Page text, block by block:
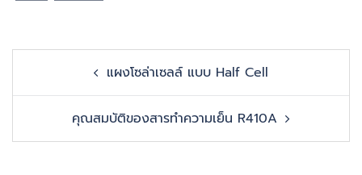
Post
navigationแผงโซล่าเซลล์ แบบ Half Cell
คุณสมบัติของสารทำความเย็น R410A